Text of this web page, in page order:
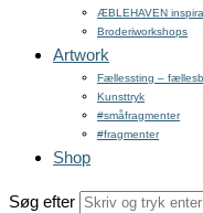
ÆBLEHAVEN
Broderiworkshops
Artwork
Fællessting –
Kunsttryk
#småfragmenter
#fragmenter
Shop
Søg efter